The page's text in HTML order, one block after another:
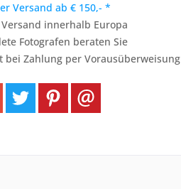
Versand ab € 150,- *
innerhalb Europa
Fotografen beraten Sie
bei Zahlung per Vorausüberweisung